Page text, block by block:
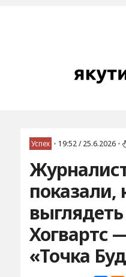
Успех • 19:52 / 25.6.2026 •
показали,
Хогвартс
«Точка